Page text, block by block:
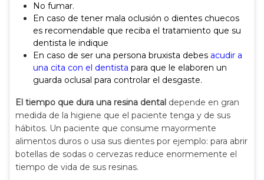
No fumar.
En caso de tener mala oclusión o dientes chuecos
es recomendable que reciba el tratamiento que su
dentista le indique
En caso de ser una persona bruxista debes acudir a
una cita con el dentista para que le elaboren un
guarda oclusal para controlar el desgaste.
El tiempo que dura una resina dental depende en gran
medida de la higiene que el paciente tenga y de sus
hábitos. Un paciente que consume mayormente
alimentos duros o usa sus dientes por ejemplo: para abrir
botellas de sodas o cervezas reduce enormemente el
tiempo de vida de sus resinas.